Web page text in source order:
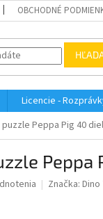
OBCHODNÉ
Licencie -
Peppa Pig 40
Peppa
Značka: